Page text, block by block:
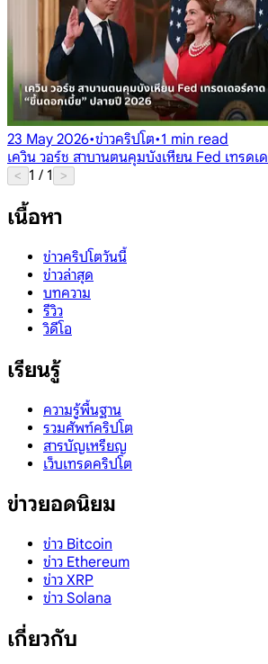
23 May 2026•ข่าวคริปโต•1 min read
เควิน วอร์ช สาบานตนคุมบังเหียน Fed เทรด
< 1 / 1 >
เนื้อหา
ข่าวคริปโตวันนี้
ข่าวล่าสุด
บทความ
รีวิว
วิดีโอ
เรียนรู้
ความรู้พื้นฐาน
รวมศัพท์คริปโต
สารบัญเหรียญ
เว็บเทรดคริปโต
ข่าวยอดนิยม
ข่าว Bitcoin
ข่าว Ethereum
ข่าว XRP
ข่าว Solana
เกี่ยวกับ